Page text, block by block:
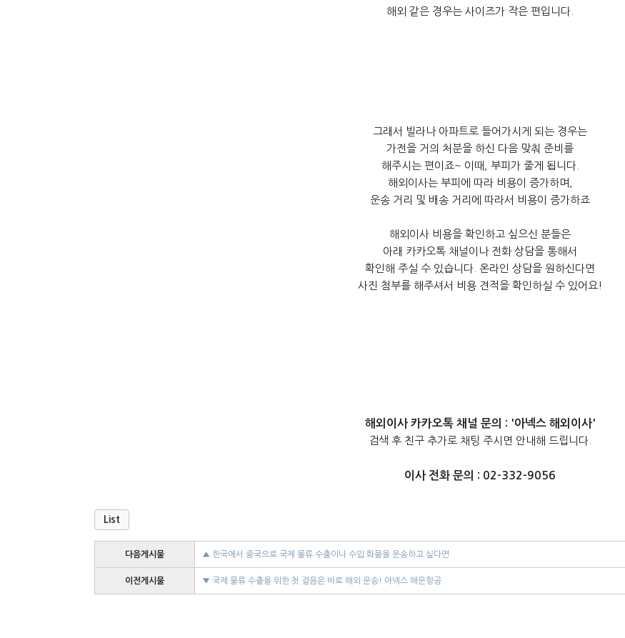
해외 같은 경우는 사이즈가 작은 편입니다.
그래서 빌라나 아파트로 들어가시게 되는 경우는
가전을 거의 처분을 하신 다음 맞춰 준비를
해주시는 편이죠~ 이때, 부피가 줄게 됩니다.
해외이사는 부피에 따라 비용이 증가하며,
운송 거리 및 배송 거리에 따라서 비용이 증가하죠
해외이사 비용을 확인하고 싶으신 분들은
아래 카카오톡 채널이나 전화 상담을 통해서
확인해 주실 수 있습니다. 온라인 상담을 원하신다면
사진 첨부를 해주셔서 비용 견적을 확인하실 수 있어요!
해외이사 카카오톡 채널 문의 : '아넥스 해외이사'
검색 후 친구 추가로 채팅 주시면 안내해 드립니다.
이사 전화 문의 : 02-332-9056
List
다음게시물 ▲ 한국에서 중국으로 국제 물류 수출이나 수입 화물을 운송하고 싶다면
▲ 한국 전기 오토바이를 필리핀 마닐라까지 국제 컨테이너 화물로 보내기
이전게시물 ▼ 국제 물류 수출을 위한 첫 걸음은 바로 해외 운송! 아넥스 해운항공